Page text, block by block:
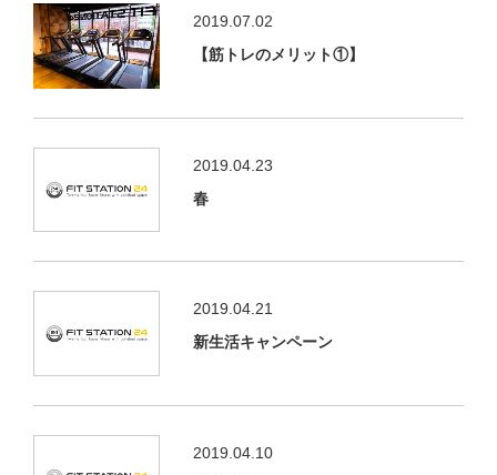
2019.07.02
【筋トレのメリット①】
2019.04.23
春
2019.04.21
新生活キャンペーン
2019.04.10